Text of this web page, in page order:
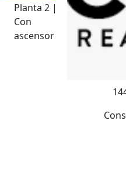
Planta 2 |
Con
ascensor